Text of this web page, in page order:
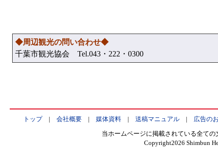
◆周辺観光の問い合わせ◆
千葉市観光協会 Tel.043・222・0300
トップ| 会社概要| 媒体資料| 送稿マニュアル| 広告の
当ホームページに掲載されている全て
Copyright2026 Shimbun